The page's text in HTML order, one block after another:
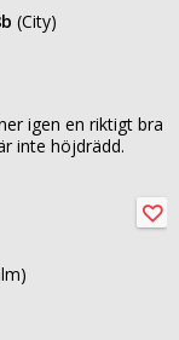
(City)
igen en riktigt bra
inte höjdrädd.